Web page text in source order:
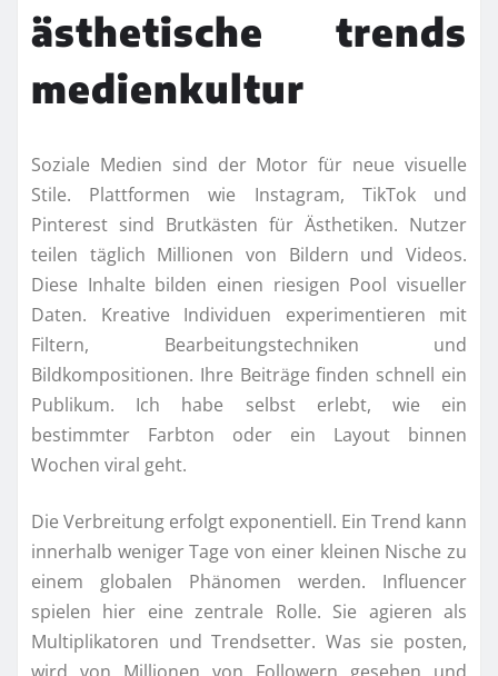
ästhetische trends
medienkultur
Soziale Medien sind der Motor für neue visuelle
Stile. Plattformen wie Instagram, TikTok und
Pinterest sind Brutkästen für Ästhetiken. Nutzer
teilen täglich Millionen von Bildern und Videos.
Diese Inhalte bilden einen riesigen Pool visueller
Daten. Kreative Individuen experimentieren mit
Filtern, Bearbeitungstechniken und
Bildkompositionen. Ihre Beiträge finden schnell ein
Publikum. Ich habe selbst erlebt, wie ein
bestimmter Farbton oder ein Layout binnen
Wochen viral geht.
Die Verbreitung erfolgt exponentiell. Ein Trend kann
innerhalb weniger Tage von einer kleinen Nische zu
einem globalen Phänomen werden. Influencer
spielen hier eine zentrale Rolle. Sie agieren als
Multiplikatoren und Trendsetter. Was sie posten,